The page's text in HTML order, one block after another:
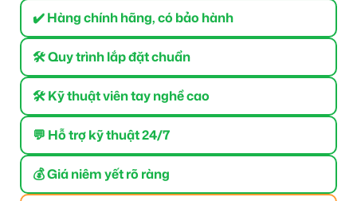
✔️ Hàng chính hãng, có bảo hành
🛠 Quy trình lắp đặt chuẩn
🛠 Kỹ thuật viên tay nghề cao
💬 Hỗ trợ kỹ thuật 24/7
💰 Giá niêm yết rõ ràng